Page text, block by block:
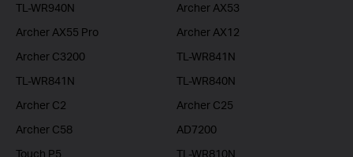
TL-WR940N
Archer AX53
Archer AX55 Pro
Archer AX12
Archer C3200
TL-WR841N
TL-WR841N
TL-WR840N
Archer C2
Archer C25
Archer C58
AD7200
Touch P5
TL-WR810N